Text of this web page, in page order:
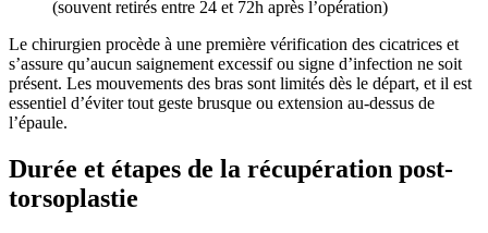
(souvent retirés entre 24 et 72h après l’opération)
Le chirurgien procède à une première vérification des cicatrices et
s’assure qu’aucun saignement excessif ou signe d’infection ne soit
présent. Les mouvements des bras sont limités dès le départ, et il est
essentiel d’éviter tout geste brusque ou extension au-dessus de
l’épaule.
Durée et étapes de la récupération post-
torsoplastie